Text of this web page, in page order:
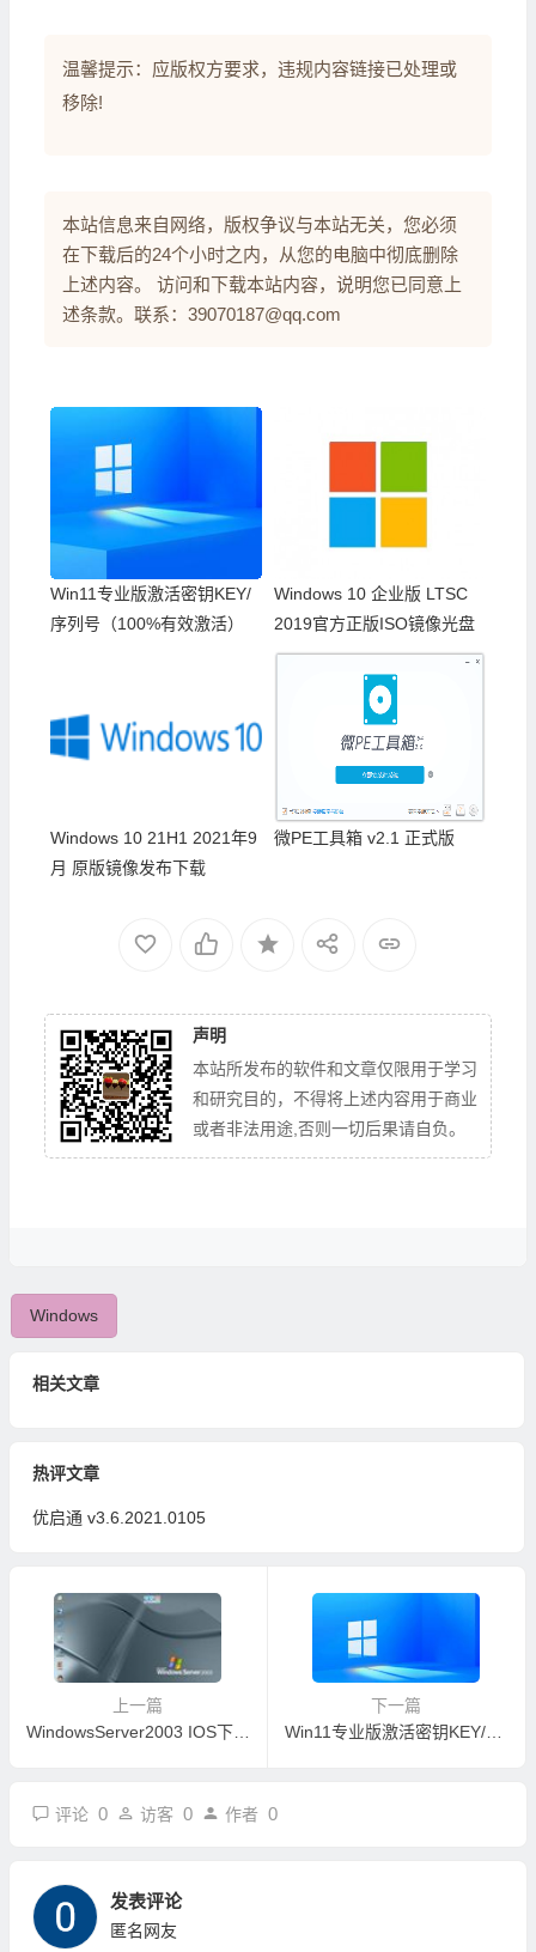
温馨提示：应版权方要求，违规内容链接已处理或
移除!
本站信息来自网络，版权争议与本站无关，您必须
在下载后的24个小时之内，从您的电脑中彻底删除
上述内容。 访问和下载本站内容，说明您已同意上
述条款。联系：39070187@qq.com
Win11专业版激活密钥KEY/
序列号（100%有效激活）
Windows 10 企业版 LTSC
2019官方正版ISO镜像光盘
Windows 10 21H1 2021年9
月 原版镜像发布下载
微PE工具箱 v2.1 正式版
声明
本站所发布的软件和文章仅限用于学习
和研究目的，不得将上述内容用于商业
或者非法用途,否则一切后果请自负。
Windows
相关文章
热评文章
优启通 v3.6.2021.0105
上一篇
WindowsServer2003 IOS下载带激活码
下一篇
Win11专业版激活密钥KEY/序列号（100%有效激活）
评论 0 访客 0 作者 0
发表评论
匿名网友